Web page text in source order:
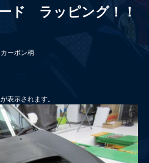
ド ラッピング！！
ーボン柄
表示されます。